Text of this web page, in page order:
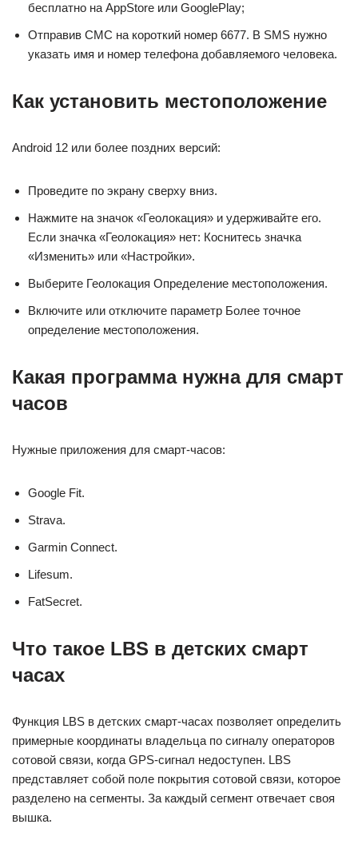
бесплатно на AppStore или GooglePlay;
Отправив СМС на короткий номер 6677. В SMS нужно
указать имя и номер телефона добавляемого человека.
Как установить местоположение
Android 12 или более поздних версий:
Проведите по экрану сверху вниз.
Нажмите на значок «Геолокация» и удерживайте его.
Если значка «Геолокация» нет: Коснитесь значка
«Изменить» или «Настройки».
Выберите Геолокация Определение местоположения.
Включите или отключите параметр Более точное
определение местоположения.
Какая программа нужна для смарт
часов
Нужные приложения для смарт-часов:
Google Fit.
Strava.
Garmin Connect.
Lifesum.
FatSecret.
Что такое LBS в детских смарт
часах
Функция LBS в детских смарт-часах позволяет определить
примерные координаты владельца по сигналу операторов
сотовой связи, когда GPS-сигнал недоступен. LBS
представляет собой поле покрытия сотовой связи, которое
разделено на сегменты. За каждый сегмент отвечает своя
вышка.